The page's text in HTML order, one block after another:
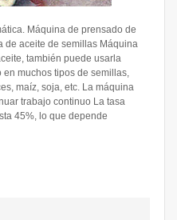
Máquina de prensado de
de aceite de semillas Máquina
también puede usarla
muchos tipos de semillas,
maíz, soja, etc. La máquina
trabajo continuo La tasa
45%, lo que depende